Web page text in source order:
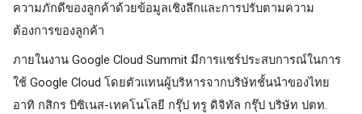
ความภักดีของลูกค้าด้วยข้อมูลเชิงลึกและการปรับตามความ
ต้องการของลูกค้า
ภายในงาน Google Cloud Summit มีการแชร์ประสบการณ์ในการ
ใช้ Google Cloud โดยตัวแทนผู้บริหารจากบริษัทชั้นนำของไทย
อาทิ กสิกร บิซิเนส-เทคโนโลยี กรุ๊ป ทรู ดิจิทัล กรุ๊ป บริษัท ปตท.